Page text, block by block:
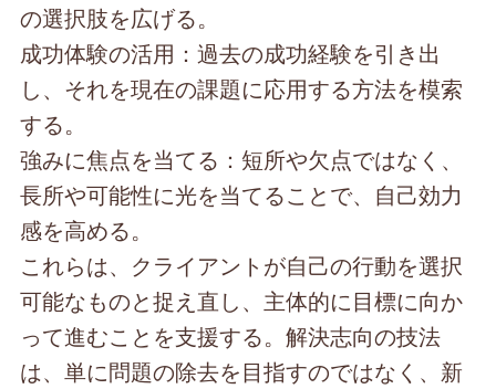
の選択肢を広げる。
成功体験の活用：過去の成功経験を引き出
し、それを現在の課題に応用する方法を模索
する。
強みに焦点を当てる：短所や欠点ではなく、
長所や可能性に光を当てることで、自己効力
感を高める。
これらは、クライアントが自己の行動を選択
可能なものと捉え直し、主体的に目標に向か
って進むことを支援する。解決志向の技法
は、単に問題の除去を目指すのではなく、新